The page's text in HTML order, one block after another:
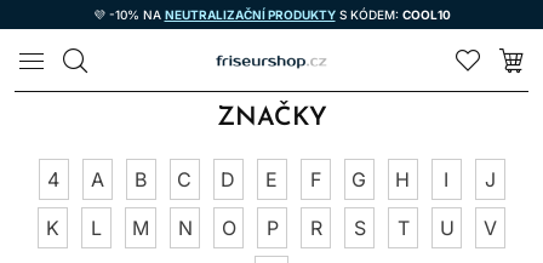
💜 -10% NA NEUTRALIZAČNÍ PRODUKTYS KÓDEM: COOL10
LOMAX
ZNAČKY
4 A B C D E F G H I
J
K
L M N O P R S T U
V